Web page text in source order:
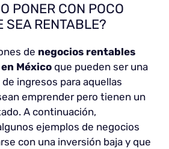
PONER CON POCO
SEA RENTABLE?
de negocios rentables
México que pueden ser una
ingresos para aquellas
emprender pero tienen un
A continuación,
ejemplos de negocios
con una inversión baja y que